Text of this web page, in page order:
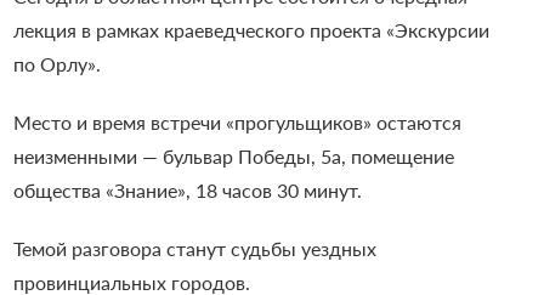
лекция в рамках краеведческого проекта «Экскурсии
по Орлу».
Место и время встречи «прогульщиков» остаются
неизменными — бульвар Победы, 5а, помещение
общества «Знание», 18 часов 30 минут.
Темой разговора станут судьбы уездных
провинциальных городов.